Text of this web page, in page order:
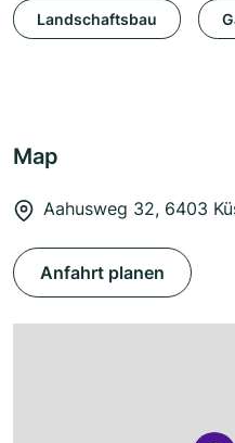
Landschaftsbau
Map
Aahusweg 32, 6403
Anfahrt planen